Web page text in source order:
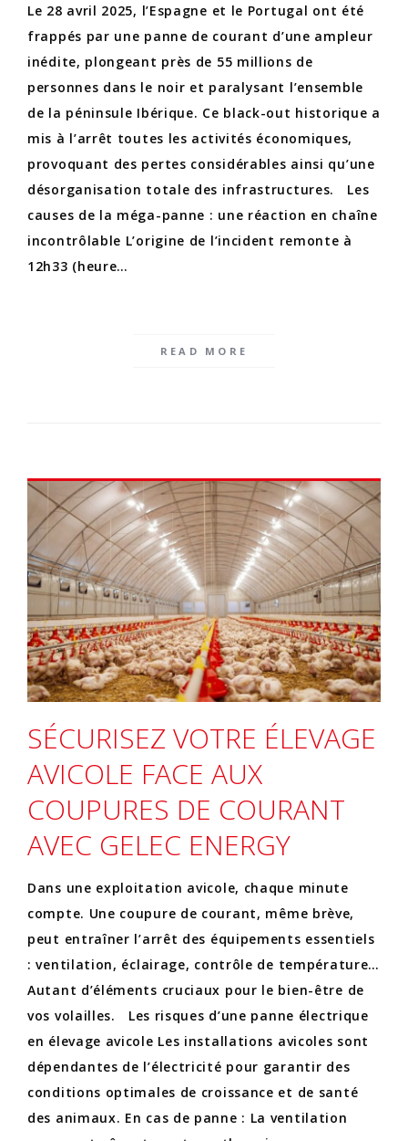
Le 28 avril 2025, l’Espagne et le Portugal ont été
frappés par une panne de courant d’une ampleur
inédite, plongeant près de 55 millions de
personnes dans le noir et paralysant l’ensemble
de la péninsule Ibérique. Ce black-out historique a
mis à l’arrêt toutes les activités économiques,
provoquant des pertes considérables ainsi qu’une
désorganisation totale des infrastructures. Les
causes de la méga-panne : une réaction en chaîne
incontrôlable L’origine de l’incident remonte à
12h33 (heure…
READ MORE
SÉCURISEZ VOTRE ÉLEVAGE
AVICOLE FACE AUX
COUPURES DE COURANT
AVEC GELEC ENERGY
Dans une exploitation avicole, chaque minute
compte. Une coupure de courant, même brève,
peut entraîner l’arrêt des équipements essentiels
: ventilation, éclairage, contrôle de température…
Autant d’éléments cruciaux pour le bien-être de
vos volailles. Les risques d’une panne électrique
en élevage avicole Les installations avicoles sont
dépendantes de l’électricité pour garantir des
conditions optimales de croissance et de santé
des animaux. En cas de panne : La ventilation